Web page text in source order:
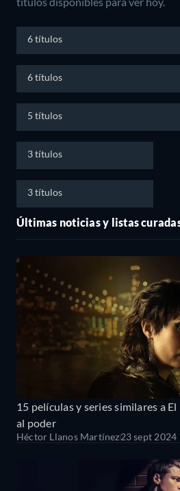
6 títulos
6 títulos
5 títulos
3 títulos
3 títulos
Últimas noticias y listas
15 películas y series similares a
al poder
Héctor Llanos Martínez23 sept 2024